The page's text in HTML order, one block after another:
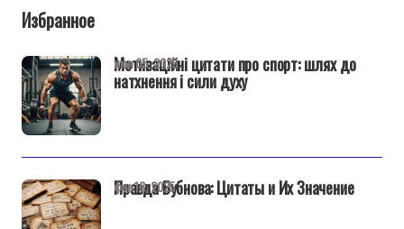
Избранное
Мотиваційні цитати про спорт: шлях до
натхнення і сили духу
июн 05, 2025
Правда Бубнова: Цитаты и Их Значение
фев 18, 2025